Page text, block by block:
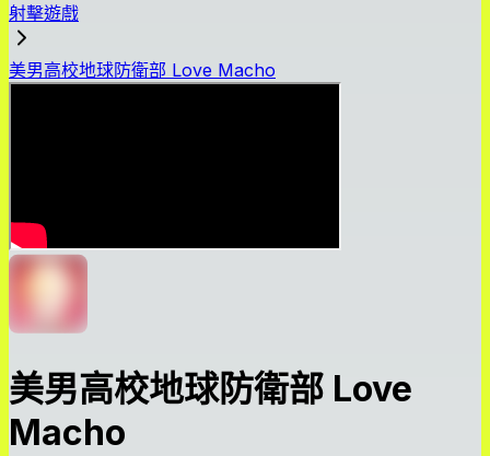
射擊遊戲
美男高校地球防衛部 Love Macho
美男高校地球防衛部 Love
Macho